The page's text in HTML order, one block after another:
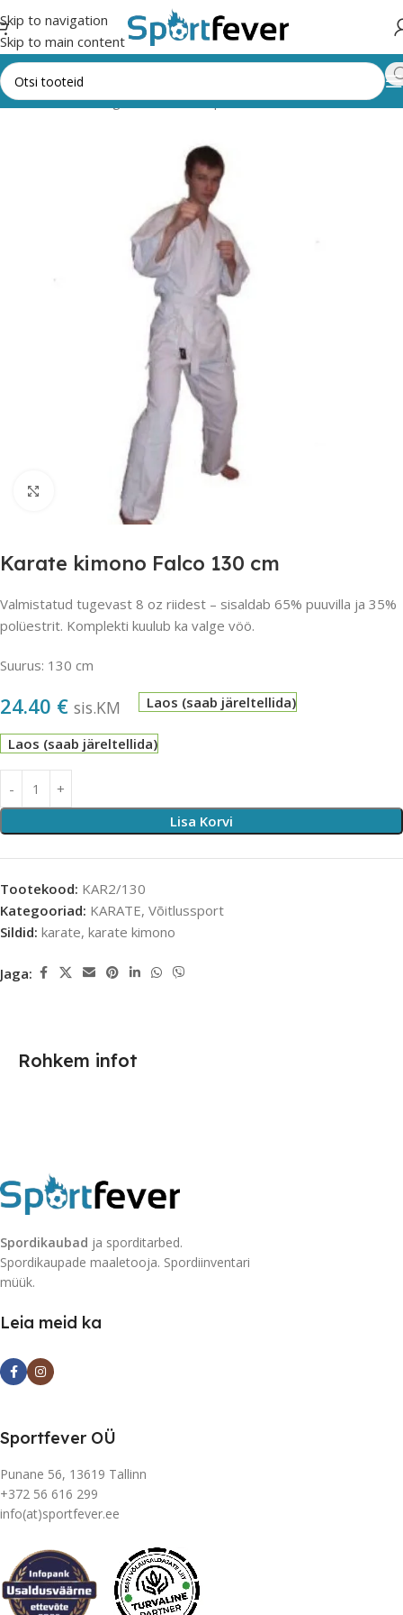
Skip to navigation
Skip to main content
Esileht Kõik kategooriad Võitlussport KARATE
Suurendamiseks klõpsake
Karate kimono Falco 130 cm
Valmistatud tugevast 8 oz riidest – sisaldab 65% puuvilla ja 35%
polüestrit. Komplekti kuulub ka valge vöö.
Suurus: 130 cm
24.40 € sis.KM Laos (saab järeltellida)
Laos (saab järeltellida)
Lisa Korvi
Tootekood: KAR2/130
Kategooriad: KARATE, Võitlussport
Sildid: karate, karate kimono
Jaga:
Rohkem infot
Spordikaubad ja sporditarbed.
Spordikaupade maaletooja. Spordiinventari
müük.
Leia meid ka
Sportfever OÜ
Punane 56, 13619 Tallinn
+372 56 616 299
info(at)sportfever.ee